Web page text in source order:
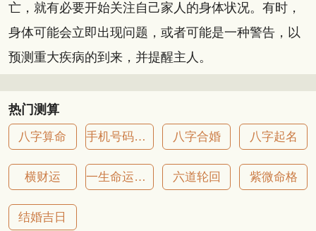
亡，就有必要开始关注自己家人的身体状况。有时，
身体可能会立即出现问题，或者可能是一种警告，以
预测重大疾病的到来，并提醒主人。
热门测算
八字算命 手机号码吉凶 八字合婚 八字起名
横财运 一生命运详批 六道轮回 紫微命格
结婚吉日